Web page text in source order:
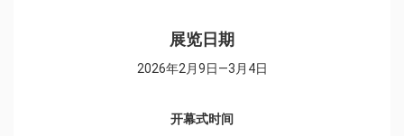
展览日期
2026年2月9日—3月4日
开幕式时间